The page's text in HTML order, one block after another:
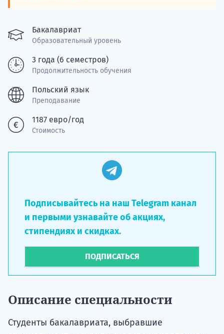
Бакалавриат
Образовательный уровень
3 года (6 семестров)
Продолжительность обучения
Польский язык
Преподавание
1187 евро/год
Стоимость
Подписывайтесь на наш Telegram канал
и первыми узнавайте об акциях,
стипендиях и скидках.
ПОДПИСАТЬСЯ
Описание специальности
Студенты бакалавриата, выбравшие